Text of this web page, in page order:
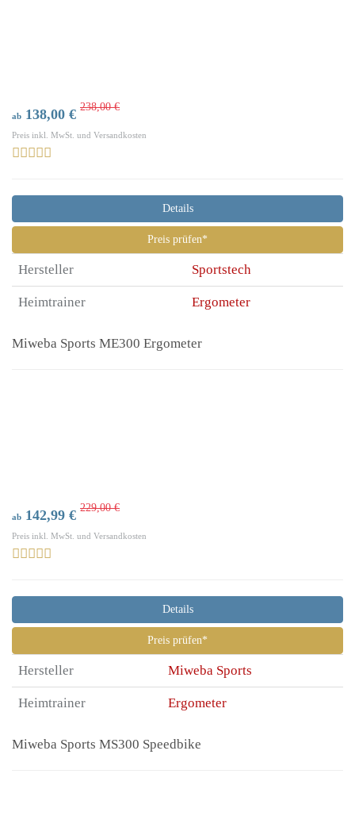
ab 138,00 € 238,00 €
Preis inkl. MwSt. und Versandkosten
Details
Preis prüfen*
Hersteller Sportstech
Heimtrainer Ergometer
Miweba Sports ME300 Ergometer
ab 142,99 € 229,00 €
Preis inkl. MwSt. und Versandkosten
Details
Preis prüfen*
Hersteller Miweba Sports
Heimtrainer Ergometer
Miweba Sports MS300 Speedbike